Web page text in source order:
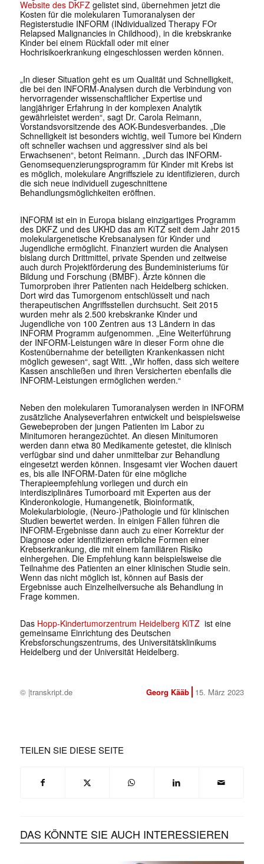
Website des DKFZgelistet sind, übernehmen jetzt die
Kosten für die molekularen Tumoranalysen der
Registerstudie INFORM (INdividualized Therapy FOr
Relapsed Malignancies in Childhood), in die krebskranke
Kinder bei einem Rückfall oder mit einer
Hochrisikoerkrankung eingeschlossen werden können.
„In dieser Situation geht es um Qualität und Schnelligkeit,
die bei den INFORM-Analysen durch die Verbindung von
hervorragender wissenschaftlicher Expertise und
langjähriger Erfahrung in der komplexen Analytik
gewährleistet werden“, sagt Dr. Carola Reimann,
Vorstandsvorsitzende des AOK-Bundesverbandes. „Die
Schnelligkeit ist besonders wichtig, weil Tumore bei Kindern
oft schneller wachsen und aggressiver sind als bei
Erwachsenen“, betont Reimann. „Durch das INFORM-
Genomsequenzierungsprogramm für Kinder mit Krebs ist
es möglich, molekulare Angriffsziele zu identifizieren, durch
die sich neue individuell zugeschnittene
Behandlungsmöglichkeiten eröffnen.
INFORM ist ein in Europa bislang einzigartiges Programm
des DKFZ und des UKHD das am KiTZ seit dem Jahr 2015
molekulargenetische Krebsanalysen für Kinder und
Jugendliche ermöglicht. Finanziert wurden die Analysen
bislang durch Drittmittel, private Spenden und zeitweise
auch durch Projektförderung des Bundeministeriums für
Bildung und Forschung (BMBF). Ärzte können die
Tumorproben ihrer Patienten nach Heidelberg schicken.
Dort wird das Tumorgenom entschlüsselt und nach
therapeutischen Angriffsstellen durchsucht. Seit 2015
wurden mehr als 2.500 krebskranke Kinder und
Jugendliche von 100 Zentren aus 13 Ländern in das
INFORM Programm aufgenommen. „Eine Weiterführung
der INFORM-Leistungen wäre in dieser Form ohne die
Kostenübernahme der beteiligten Krankenkassen nicht
möglich gewesen“, sagt Witt. „Wir hoffen, dass sich weitere
Kassen anschließen und ihren Versicherten ebenfalls die
INFORM-Leistungen ermöglichen werden.“
Neben den molekularen Tumoranalysen werden in INFORM
zusätzliche Analyseverfahren entwickelt und beispielsweise
Gewebeproben der jungen Patienten im Labor zu
Minitumoren herangezüchtet. An diesen Minitumoren
werden dann etwa 80 Medikamente getestet, die klinisch
verfügbar sind und daher unmittelbar zur Behandlung
eingesetzt werden können. Insgesamt vier Wochen dauert
es, bis alle INFORM-Daten für eine mögliche
Therapieempfehlung vorliegen und durch ein
interdisziplinäres Tumorboard mit Experten aus der
Kinderonkologie, Humangenetik, Bioinformatik,
Molekularbiologie, (Neuro-)Pathologie und für klinischen
Studien bewertet werden. In einigen Fällen führen die
INFORM-Ergebnisse dann auch zu einer Korrektur der
Diagnose oder identifizieren erbliche Formen einer
Krebserkrankung, die mit einem familiären Risiko
einhergehen. Die Empfehlung kann beispielsweise die
Teilnahme des Patienten an einer klinischen Studie sein.
Wenn das nicht möglich ist, können auf Basis der
Ergebnisse auch Einzelheilversuche als Behandlung in
Frage kommen.
Das Hopp-Kindertumorzentrum Heidelberg KiTZist eine
gemeinsame Einrichtung des Deutschen
Krebsforschungszentrums, des Universitätsklinikums
Heidelberg und der Universität Heidelberg.
© |transkript.de Georg Kääb 15. März 2023
TEILEN SIE DIESE SEITE
DAS KÖNNTE SIE AUCH INTERESSIEREN